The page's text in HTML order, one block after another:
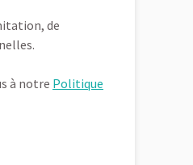
de
à notre Politique